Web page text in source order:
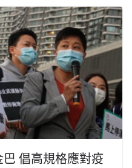
倡高規格應對疫